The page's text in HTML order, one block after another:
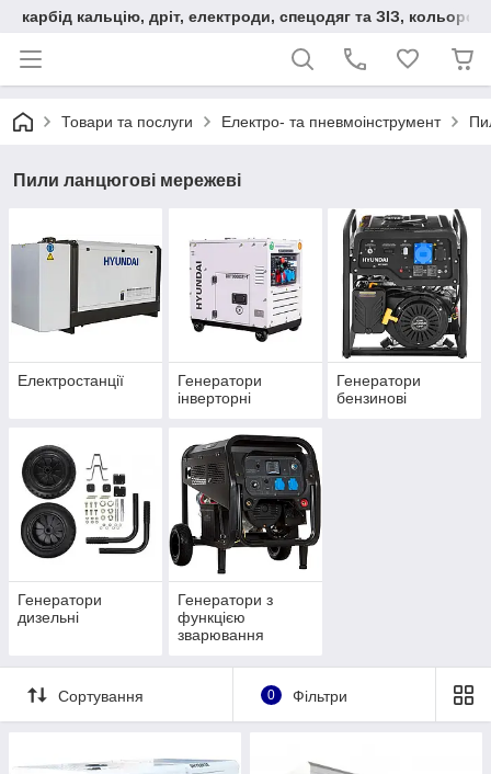
карбід кальцію, дріт, електроди, спецодяг та ЗІЗ,
Товари та послуги Електро- та пневмоінструмент
Пили ланцюгові мережеві
Електростанції
Генератори
інверторні
Генератори
бензинові
Генератори
дизельні
Генератори з
функцією
зварювання
Сортування 0 Фільтри